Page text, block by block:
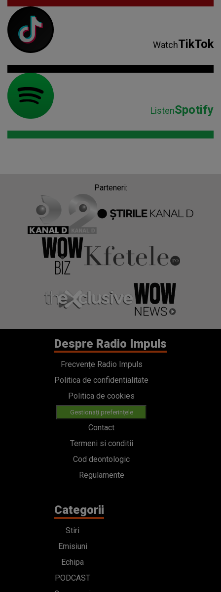
WatchTikTok
ListenSpotify
Parteneri:
Despre Radio Impuls
Frecvențe Radio Impuls
Politica de confidentialitate
Politica de cookies
Gestionați preferințele
Contact
Termeni si conditii
Cod deontologic
Regulamente
Categorii
Stiri
Emisiuni
Echipa
PODCAST